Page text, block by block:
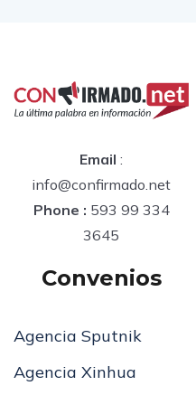
Email :
info@confirmado.net
Phone : 593 99 334
3645
Convenios
Agencia Sputnik
Agencia Xinhua